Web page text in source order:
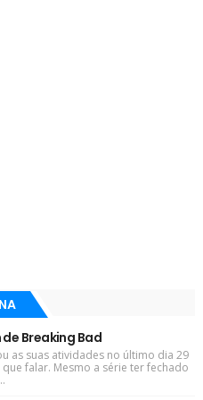
Breaking Bad
as suas atividades no último dia 29
falar. Mesmo a série ter fechado